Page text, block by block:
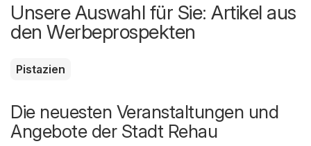
Unsere Auswahl für Sie: Artikel aus
den Werbeprospekten
Pistazien
Die neuesten Veranstaltungen und
Angebote der Stadt Rehau